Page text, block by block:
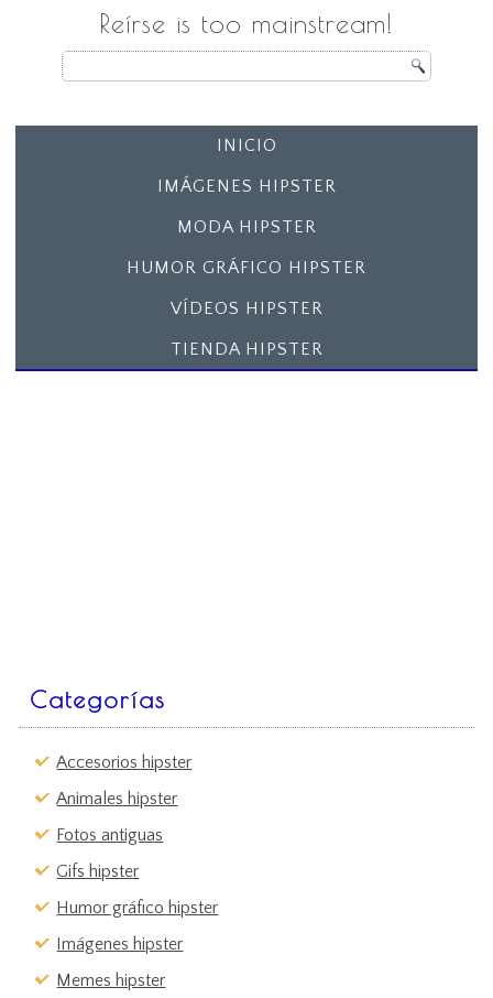
Reírse is too mainstream!
INICIO
IMÁGENES HIPSTER
MODA HIPSTER
HUMOR GRÁFICO HIPSTER
VÍDEOS HIPSTER
TIENDA HIPSTER
Categorías
Accesorios hipster
Animales hipster
Fotos antiguas
Gifs hipster
Humor gráfico hipster
Imágenes hipster
Memes hipster